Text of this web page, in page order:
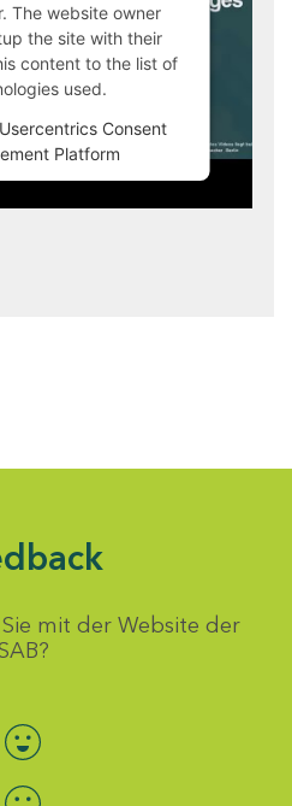
The website owner
the site with their
content to the list of
used.
Usercentrics Consent
Platform
mit der Website der
Bewertung auswählen